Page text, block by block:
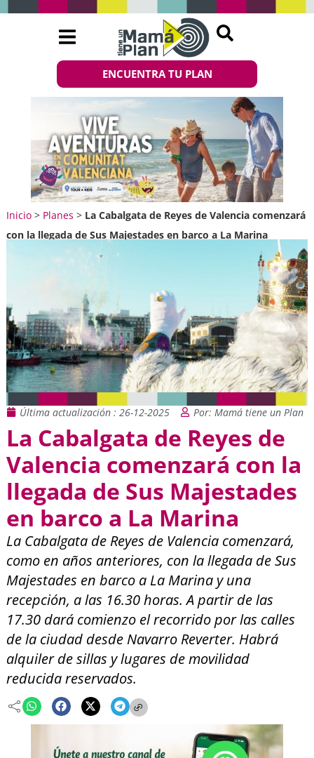
ENCUENTRA TU PLAN
Inicio> Planes > La Cabalgata de Reyes de Valencia comenzará
con la llegada de Sus Majestades en barco a La Marina
Última actualización : 26-12-2025 Por: Mamá tiene un Plan
La Cabalgata de Reyes de
Valencia comenzará con la
llegada de Sus Majestades
en barco a La Marina
La Cabalgata de Reyes de Valencia comenzará,
como en años anteriores, con la llegada de Sus
Majestades en barco a La Marina y una
recepción, a las 16.30 horas. A partir de las
17.30 dará comienzo el recorrido por las calles
de la ciudad desde Navarro Reverter. Habrá
alquiler de sillas y lugares de movilidad
reducida reservados.